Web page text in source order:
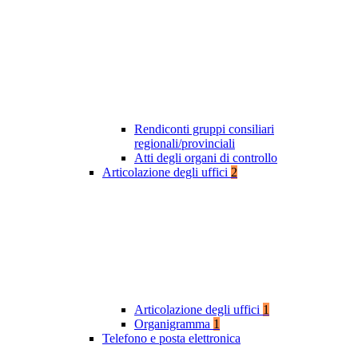
Rendiconti gruppi consiliari
regionali/provinciali
Atti degli organi di controllo
Articolazione degli uffici 2
Articolazione degli uffici 1
Organigramma 1
Telefono e posta elettronica